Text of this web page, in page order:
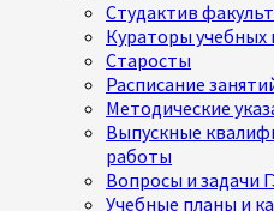
Студактив
Кураторы учебных
Старосты
Расписание
Методические
Выпускные
работы
Вопросы и задачи
Учебные планы и